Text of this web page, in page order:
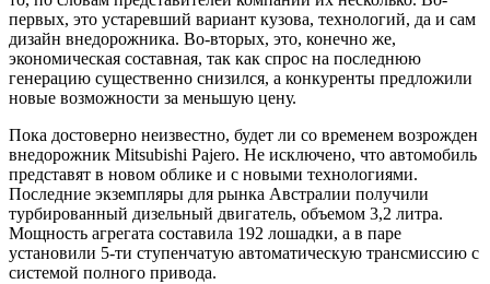
первых, это устаревший вариант кузова, технологий, да и сам
дизайн внедорожника. Во-вторых, это, конечно же,
экономическая составная, так как спрос на последнюю
генерацию существенно снизился, а конкуренты предложили
новые возможности за меньшую цену.
Пока достоверно неизвестно, будет ли со временем возрожден
внедорожник Mitsubishi Pajero. Не исключено, что автомобиль
представят в новом облике и с новыми технологиями.
Последние экземпляры для рынка Австралии получили
турбированный дизельный двигатель, объемом 3,2 литра.
Мощность агрегата составила 192 лошадки, а в паре
установили 5-ти ступенчатую автоматическую трансмиссию с
системой полного привода.